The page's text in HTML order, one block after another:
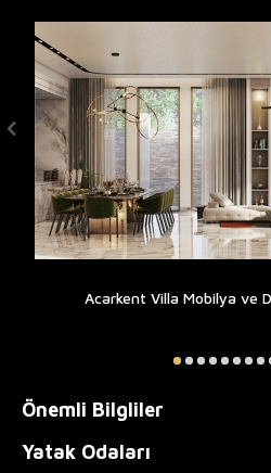
Acarkent Villa Mobilya ve
Önemli Bilgliler
Yatak Odaları